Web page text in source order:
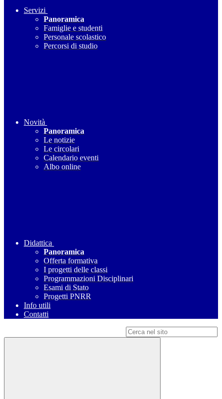
Servizi
Panoramica
Famiglie e studenti
Personale scolastico
Percorsi di studio
Novità
Panoramica
Le notizie
Le circolari
Calendario eventi
Albo online
Didattica
Panoramica
Offerta formativa
I progetti delle classi
Programmazioni Disciplinari
Esami di Stato
Progetti PNRR
Info utili
Contatti